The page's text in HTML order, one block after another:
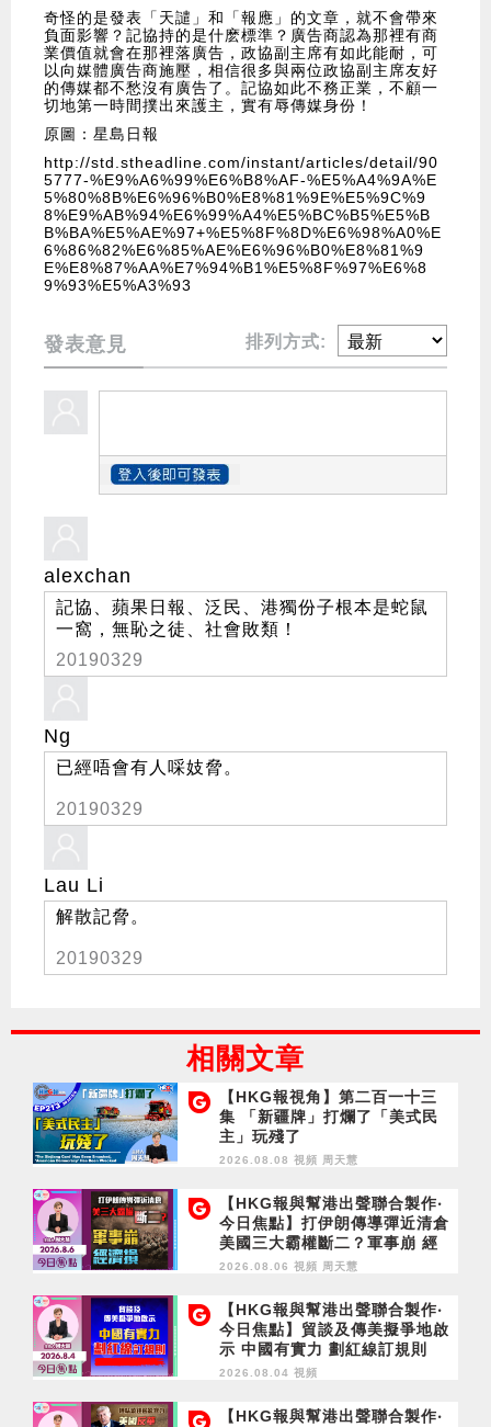
奇怪的是發表「天譴」和「報應」的文章，就不會帶來
負面影響？記協持的是什麽標準？廣告商認為那裡有商
業價值就會在那裡落廣告，政協副主席有如此能耐，可
以向媒體廣告商施壓，相信很多與兩位政協副主席友好
的傳媒都不愁沒有廣告了。記協如此不務正業，不顧一
切地第一時間撲出來護主，實有辱傳媒身份！
原圖：星島日報
http://std.stheadline.com/instant/articles/detail/90
5777-%E9%A6%99%E6%B8%AF-%E5%A4%9A%E
5%80%8B%E6%96%B0%E8%81%9E%E5%9C%9
8%E9%AB%94%E6%99%A4%E5%BC%B5%E5%B
B%BA%E5%AE%97+%E5%8F%8D%E6%98%A0%E
6%86%82%E6%85%AE%E6%96%B0%E8%81%9
E%E8%87%AA%E7%94%B1%E5%8F%97%E6%8
9%93%E5%A3%93
發表意見 排列方式:
alexchan
記協、蘋果日報、泛民、港獨份子根本是蛇鼠
一窩，無恥之徒、社會敗類！
20190329
Ng
已經唔會有人啋妓脅。
20190329
Lau Li
解散記脅。
20190329
相關文章
【HKG報視角】第二百一十三
集 「新疆牌」打爛了「美式民
主」玩殘了
2026.08.08 視頻 周天慧
【HKG報與幫港出聲聯合製作‧
今日焦點】打伊朗傳導彈近清倉
美國三大霸權斷二？軍事崩 經
濟損
2026.08.06 視頻 周天慧
【HKG報與幫港出聲聯合製作‧
今日焦點】貿談及傳美擬爭地啟
示 中國有實力 劃紅線訂規則
2026.08.04 視頻
【HKG報與幫港出聲聯合製作‧